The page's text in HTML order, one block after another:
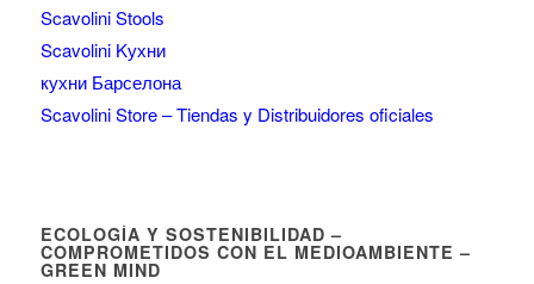
Scavolini Stools
Scavolini Kухни
кухни Барселона
Scavolini Store – Tiendas y Distribuidores oficiales
ECOLOGÍA Y SOSTENIBILIDAD –
COMPROMETIDOS CON EL MEDIOAMBIENTE –
GREEN MIND